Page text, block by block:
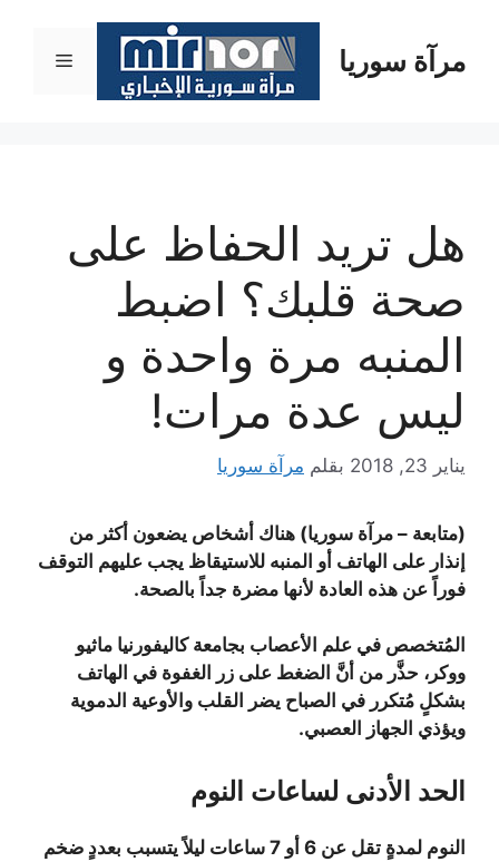
المحتوىمرآة سوريا القائمة
هل تريد الحفاظ على
صحة قلبك؟ اضبط
المنبه مرة واحدة و
ليس عدة مرات!
يناير 23, 2018 بقلم مرآة سوريا
(متابعة – مرآة سوريا) هناك أشخاص يضعون أكثر من
إنذار على الهاتف أو المنبه للاستيقاظ يجب عليهم التوقف
فوراً عن هذه العادة لأنها مضرة جداً بالصحة.
المُتخصص في علم الأعصاب بجامعة كاليفورنيا ماثيو
ووكر، حذَّر من أنَّ الضغط على زر الغفوة في الهاتف
بشكلٍ مُتكرر في الصباح يضر القلب والأوعية الدموية
ويؤذي الجهاز العصبي.
الحد الأدنى لساعات النوم
النوم لمدةٍ تقل عن 6 أو 7 ساعات ليلاً يتسبب بعددٍ ضخم